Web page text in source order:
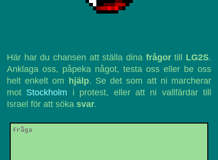
Här har du chansen att ställa dina frågortill LG2S.
Anklaga oss, påpeka något, testa oss eller be oss
helt enkelt om
hjälp. Se det som att ni marcherar
mot Stockholm i protest, eller att ni vallfärdar till
Israel för att söka svar.